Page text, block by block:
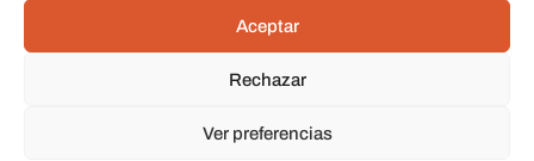
Aceptar
Rechazar
Ver preferencias
Datos De Contacto
Dirección:C/ Stella Maris, 20 50015 Zaragoza
laschicasdelasvelas2@hotmail.com